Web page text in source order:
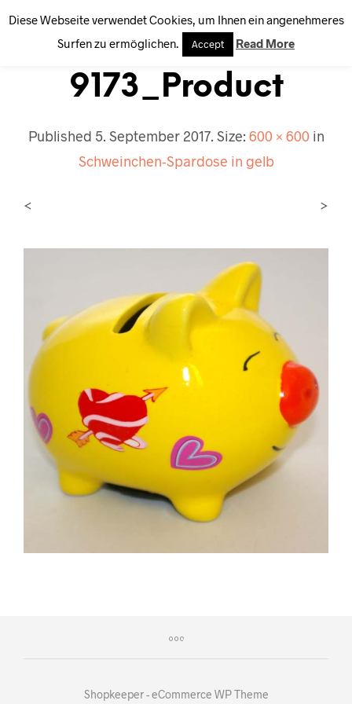
0
9173_Product
Published 5. September 2017. Size: 600 × 600in
Schweinchen-Spardose in gelb
< >
Shopkeeper - eCommerce WP Theme
Diese Webseite verwendet Cookies, um Ihnen ein angenehmeres
Surfen zu ermöglichen.
Accept Read More